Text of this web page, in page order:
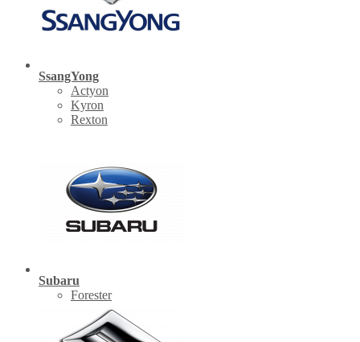
SsangYong
Actyon
Kyron
Rexton
Subaru
Forester